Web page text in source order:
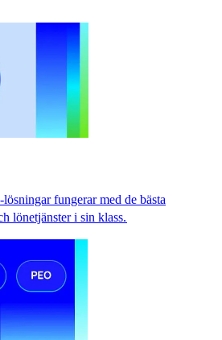
fungerar med de bästa
lönetjänster i sin klass.​​